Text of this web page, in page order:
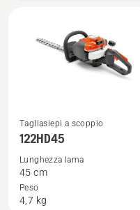
batteria
Vedi
maggiori
su
122HD45
Tagliasiepi a scoppio
122HD45
Lunghezza lama
45 cm
Peso
4,7 kg